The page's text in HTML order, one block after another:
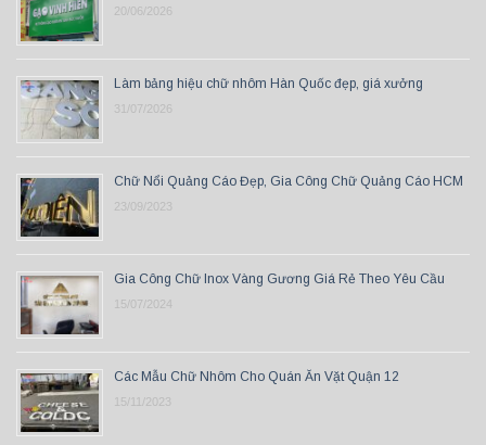
20/06/2026
Làm bảng hiệu chữ nhôm Hàn Quốc đẹp, giá xưởng
31/07/2026
Chữ Nổi Quảng Cáo Đẹp, Gia Công Chữ Quảng Cáo HCM
23/09/2023
Gia Công Chữ Inox Vàng Gương Giá Rẻ Theo Yêu Cầu
15/07/2024
Các Mẫu Chữ Nhôm Cho Quán Ăn Vặt Quận 12
15/11/2023